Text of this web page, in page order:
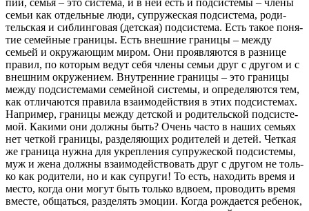
пии, семья – это систе­ма, и в ней есть и под­си­сте­мы – чле­ны
семьи как отдель­ные люди, супру­же­ская под­си­сте­ма, роди­
тель­ская и сиб­лин­го­вая (дет­ская) под­си­сте­ма. Есть такое поня­
тие семей­ные гра­ни­цы. Есть внеш­ние гра­ни­цы – меж­ду
семьей и окру­жа­ю­щим миром. Они про­яв­ля­ют­ся в раз­ни­це
пра­вил, по кото­рым ведут себя чле­ны семьи друг с дру­гом и с
внеш­ним окру­же­ни­ем. Внут­рен­ние гра­ни­цы – это гра­ни­цы
меж­ду под­си­сте­ма­ми семей­ной систе­мы, и опре­де­ля­ют­ся тем,
как отли­ча­ют­ся пра­ви­ла вза­и­мо­дей­ствия в этих под­си­сте­мах.
Напри­мер, гра­ни­цы меж­ду дет­ской и роди­тель­ской под­си­сте­
мой. Каки­ми они долж­ны быть? Очень часто в наших семьях
нет чет­кой гра­ни­цы, раз­де­ля­ю­щих роди­те­лей и детей. Чет­кая
же гра­ни­ца нуж­на для укреп­ле­ния супру­же­ской под­си­сте­мы,
муж и жена долж­ны вза­и­мо­дей­ство­вать друг с дру­гом не толь­
ко как роди­те­ли, но и как супру­ги! То есть, нахо­дить вре­мя и
место, когда они могут быть толь­ко вдво­ем, про­во­дить вре­мя
вме­сте, общать­ся, раз­де­лять эмо­ции. Когда рож­да­ет­ся ребе­нок,